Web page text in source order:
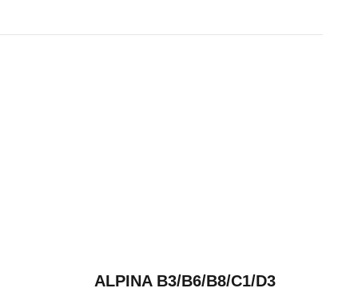
Fahrzeug.
sind, entnehmen Sie bitte dem Rückruf, da
in der ersten und zweiten
ALPINA B3/B6/B8/C1/D3